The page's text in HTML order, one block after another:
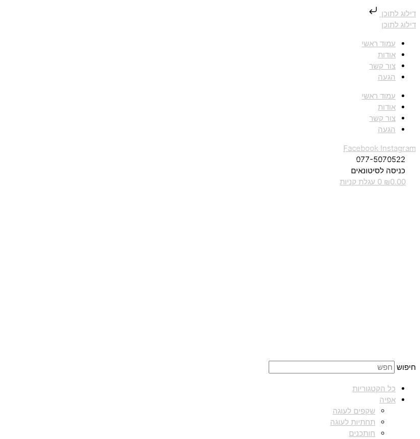
דילוג לתוכן
דילוג לתוכן
עמוד ראשי
אודות
צור קשר
הגעה
עמוד ראשי
אודות
צור קשר
הגעה
Facebook Instagram
077-5070522
כניסה לסיטונאים
₪0.00
0 עגלת קניות
חיפוש
כל הקטגוריות
אפיה
שקפים לעוגה
תחתיות לעוגה
חותכנים